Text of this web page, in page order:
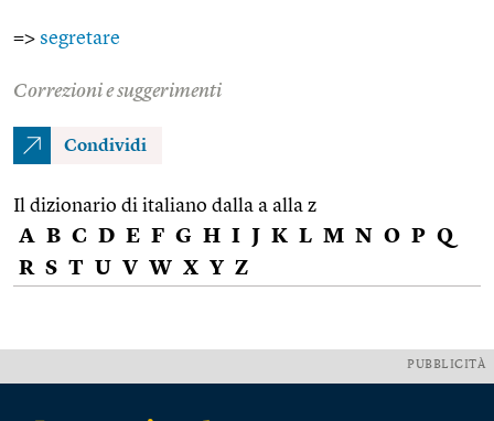
=> segretare
Correzioni e suggerimenti
Condividi
Il dizionario di italiano dalla a alla z
A B C D E F G H I J K L M N O P Q
R S T U V W X Y Z
PUBBLICITÀ